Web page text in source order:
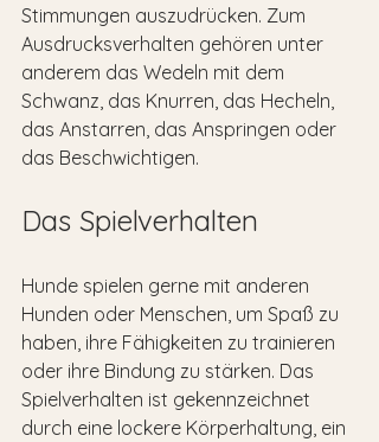
Stimmungen auszudrücken. Zum
Ausdrucksverhalten gehören unter
anderem das Wedeln mit dem
Schwanz, das Knurren, das Hecheln,
das Anstarren, das Anspringen oder
das Beschwichtigen.
Das Spielverhalten
Hunde spielen gerne mit anderen
Hunden oder Menschen, um Spaß zu
haben, ihre Fähigkeiten zu trainieren
oder ihre Bindung zu stärken. Das
Spielverhalten ist gekennzeichnet
durch eine lockere Körperhaltung, ein